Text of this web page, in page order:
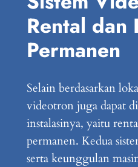
Rental dan
Permanen
Selain berdasarkan
videotron juga dapat
instalasinya, yaitu
permanen. Kedua
serta keunggulan